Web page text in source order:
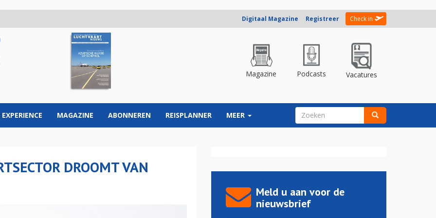
Digitaal Magazine Registreer Check in
Magazine Podcasts Vacatures
EXPERIENCE MAGAZINE ABONNEREN REISPLANNER MEER ZOEKVELD
DROOMT VAN
Meld u aan voor de
nieuwsbrief